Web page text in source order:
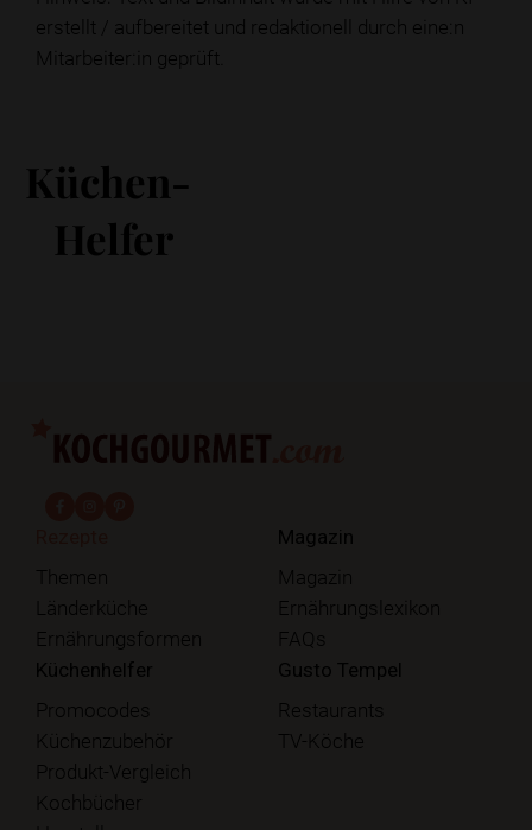
erstellt / aufbereitet und redaktionell durch eine:n
Mitarbeiter:in geprüft.
Küchen-
Helfer
Themen
Länderküche
Ernährungsformen
Magazin
Magazin
Ernährungslexikon
FAQs
Küchenhelfer
Promocodes
Küchenzubehör
Produkt-Vergleich
Kochbücher
Gusto Tempel
Restaurants
TV-Köche